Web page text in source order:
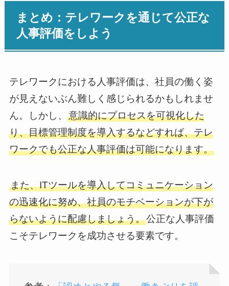
まとめ：テレワークを通じて公正な
人事評価をしよう
テレワークにおける人事評価は、社員の働く姿
が見えないぶん難しく感じられるかもしれませ
ん。しかし、 意識的にプロセスを可視化した
り、目標管理制度を導入するなどすれば、テレ
ワークでも公正な人事評価は可能になります。
また、ITツールを導入してコミュニケーション
の迅速化に努め、社員のモチベーションが下が
らないように配慮しましょう。公正な人事評価
こそテレワークを成功させる要素です。